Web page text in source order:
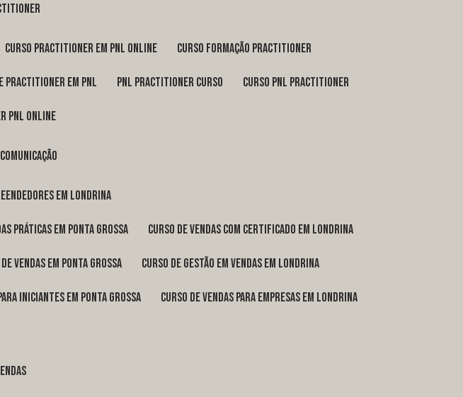
curso practitioner em pnl online curso formação practitioner
practitioner em pnl pnl practitioner curso curso pnl practitioner
pnl online
em Londrina
práticas em Ponta Grossa curso de vendas com certificado em Londrina
vendas em Ponta Grossa curso de gestão em vendas em Londrina
iniciantes em Ponta Grossa curso de vendas para empresas em Londrina